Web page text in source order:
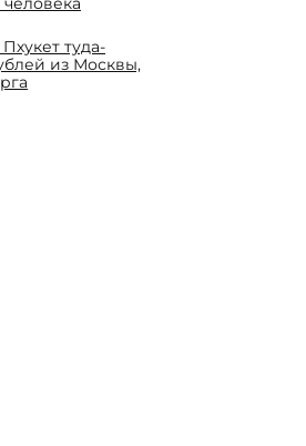
туда-
из Москвы,